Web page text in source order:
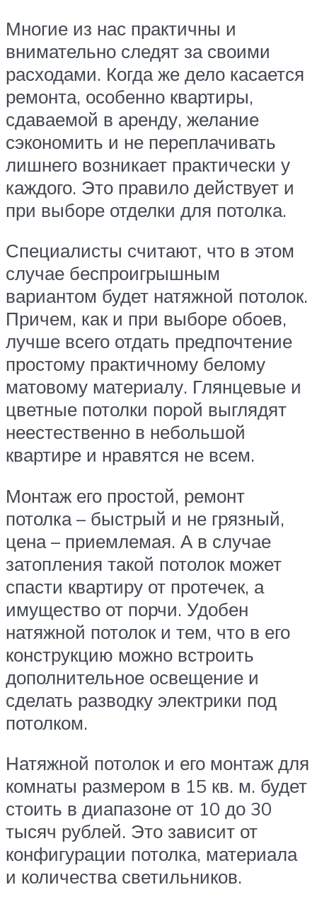
Многие из нас практичны и
внимательно следят за своими
расходами. Когда же дело касается
ремонта, особенно квартиры,
сдаваемой в аренду, желание
сэкономить и не переплачивать
лишнего возникает практически у
каждого. Это правило действует и
при выборе отделки для потолка.
Специалисты считают, что в этом
случае беспроигрышным
вариантом будет натяжной потолок.
Причем, как и при выборе обоев,
лучше всего отдать предпочтение
простому практичному белому
матовому материалу. Глянцевые и
цветные потолки порой выглядят
неестественно в небольшой
квартире и нравятся не всем.
Монтаж его простой, ремонт
потолка – быстрый и не грязный,
цена – приемлемая. А в случае
затопления такой потолок может
спасти квартиру от протечек, а
имущество от порчи. Удобен
натяжной потолок и тем, что в его
конструкцию можно встроить
дополнительное освещение и
сделать разводку электрики под
потолком.
Натяжной потолок и его монтаж для
комнаты размером в 15 кв. м. будет
стоить в диапазоне от 10 до 30
тысяч рублей. Это зависит от
конфигурации потолка, материала
и количества светильников.